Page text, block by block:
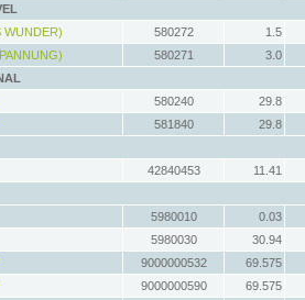
WUNDER)
580272
1.5
580271
3.0
580240
29.8
581840
29.8
42840453
11.41
5980010
0.03
5980030
30.94
9000000532
69.575
9000000590
69.575